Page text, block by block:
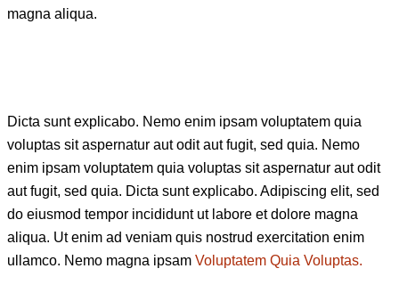
magna aliqua.
Dicta sunt explicabo. Nemo enim ipsam voluptatem quia
voluptas sit aspernatur aut odit aut fugit, sed quia. Nemo
enim ipsam voluptatem quia voluptas sit aspernatur aut odit
aut fugit, sed quia. Dicta sunt explicabo. Adipiscing elit, sed
do eiusmod tempor incididunt ut labore et dolore magna
aliqua. Ut enim ad veniam quis nostrud exercitation enim
ullamco. Nemo magna ipsam Voluptatem Quia Voluptas.